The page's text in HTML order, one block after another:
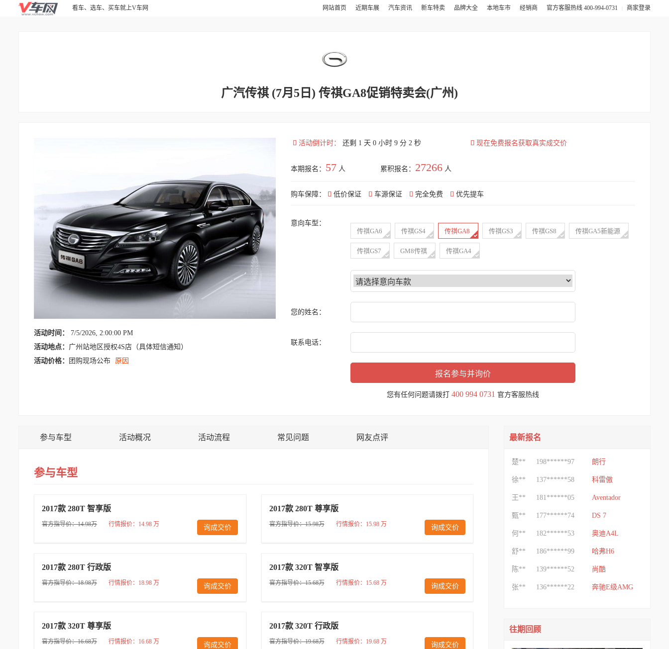
看车、选车、买车就上V车网 网站首页 近期车展 汽车资讯 新车特卖 品牌大全 本地车市 经销商 官方客服热线 400-994-0731 商家登录
广汽传祺 (7月5日) 传祺GA8促销特卖会(广州)
活动时间：
7/5/2026, 2:00:00 PM
活动地点： 广州站地区授权4S店（具体短信通知）
活动价格：
团购现场公布 原因
 活动倒计时： 还剩 1 天 0 小时 9 分 2 秒  现在免费报名获取真实成交价
本期报名： 57 人 累积报名： 27266 人
购车保障：  低价保证  车源保证  完全免费  优先提车
意向车型：
传祺GA6
传祺GS4 传祺GA8 传祺GS3 传祺GS8 传祺GA5新能源
传祺GS7 GM8传祺 传祺GA4
您的姓名：
联系电话：
您有任何问题请拨打 400 994 0731 官方客服热线
参与车型 活动概况 活动流程 常见问题 网友点评
参与车型
2017款 280T 智享版
官方指导价：14.98万 行情报价：14.98 万 询成交价
2017款 280T 尊享版
官方指导价：15.98万 行情报价：15.98 万 询成交价
2017款 280T 行政版
官方指导价：18.98万 行情报价：18.98 万 询成交价
2017款 320T 智享版
官方指导价：15.68万 行情报价：15.68 万 询成交价
2017款 320T 尊享版
官方指导价：16.68万 行情报价：16.68 万 询成交价
2017款 320T 行政版
官方指导价：19.68万 行情报价：19.68 万 询成交价
最新报名
楚** 198******97 朗行
徐** 137******58 科雷傲
王** 181******05 Aventador
甄** 177******74 DS 7
何** 182******53 奥迪A4L
舒** 186******99 哈弗H6
陈** 139******52 尚酷
张** 136******22 奔驰E级AMG
楚**
往期回顾